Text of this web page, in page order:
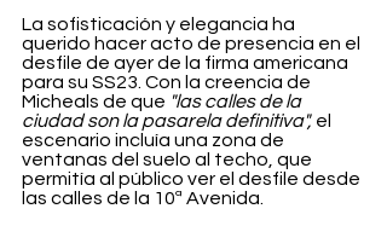
La sofisticación y elegancia ha
querido hacer acto de presencia en el
desfile de ayer de la firma americana
para su SS23. Con la creencia de
Micheals de que "las calles de la
ciudad son la pasarela definitiva", el
escenario incluía una zona de
ventanas del suelo al techo, que
permitía al público ver el desfile desde
las calles de la 10ª Avenida.